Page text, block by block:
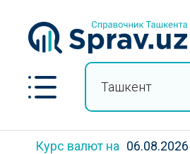
Ташкент
Курс валют на 06.08.2026